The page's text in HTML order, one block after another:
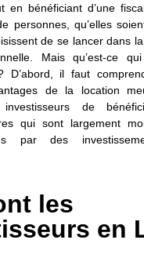
en bénéficiant d’une
personnes, qu’elles
de se lancer dans
Mais qu’est-ce
D’abord, il faut
de la location
de
qui sont largement
par des
les
en